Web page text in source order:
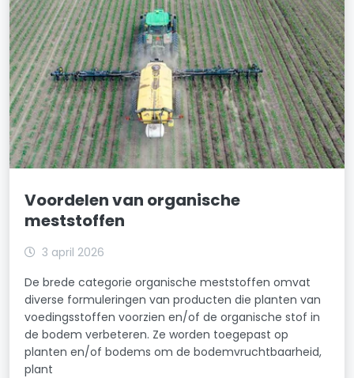
Voordelen van organische
meststoffen
3 april 2026
De brede categorie organische meststoffen omvat
diverse formuleringen van producten die planten van
voedingsstoffen voorzien en/of de organische stof in
de bodem verbeteren. Ze worden toegepast op
planten en/of bodems om de bodemvruchtbaarheid,
plant